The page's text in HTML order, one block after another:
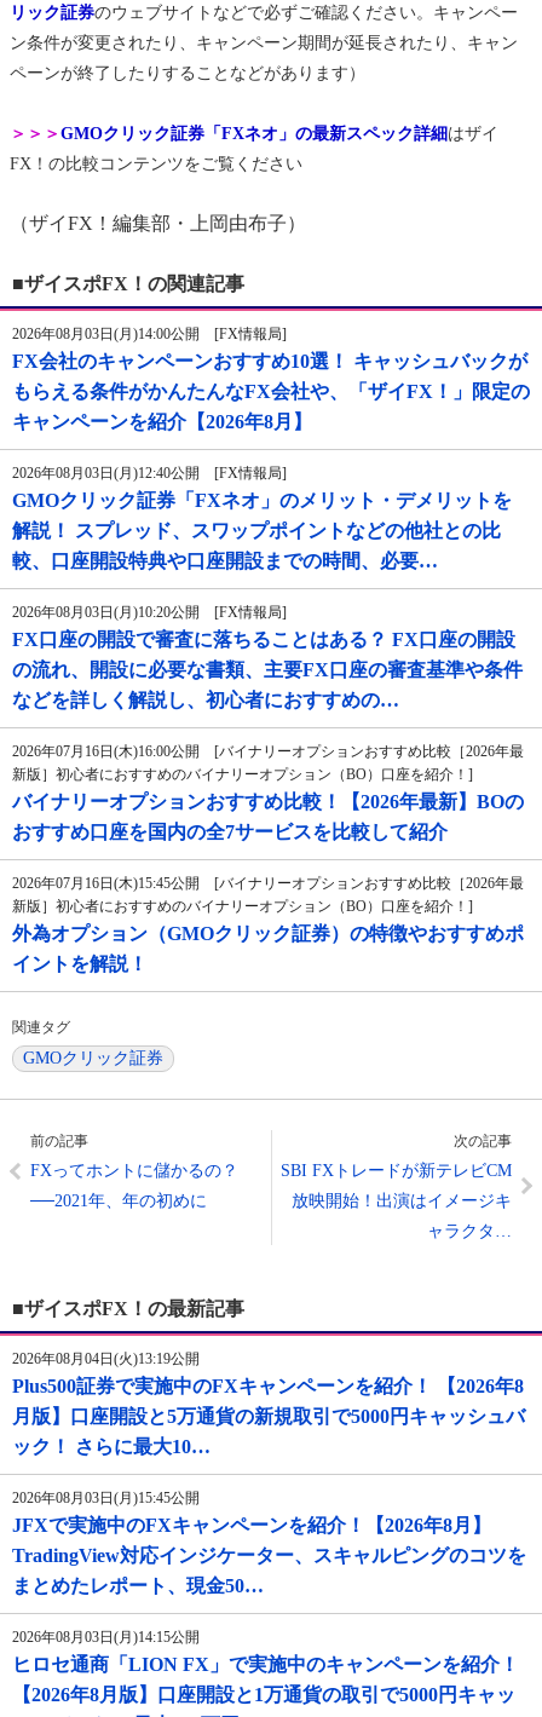
リック証券のウェブサイトなどで必ずご確認ください。キャンペー
ン条件が変更されたり、キャンペーン期間が延長されたり、キャン
ペーンが終了したりすることなどがあります）
＞＞＞ GMOクリック証券「FXネオ」の最新スペック詳細 はザイ
FX！の比較コンテンツをご覧ください
（ザイFX！編集部・上岡由布子）
■ザイスポFX！の関連記事
2026年08月03日(月)14:00公開 [FX情報局]
FX会社のキャンペーンおすすめ10選！ キャッシュバックが
もらえる条件がかんたんなFX会社や、「ザイFX！」限定の
キャンペーンを紹介【2026年8月】
2026年08月03日(月)12:40公開 [FX情報局]
GMOクリック証券「FXネオ」のメリット・デメリットを
解説！ スプレッド、スワップポイントなどの他社との比
較、口座開設特典や口座開設までの時間、必要…
2026年08月03日(月)10:20公開 [FX情報局]
FX口座の開設で審査に落ちることはある？ FX口座の開設
の流れ、開設に必要な書類、主要FX口座の審査基準や条件
などを詳しく解説し、初心者におすすめの…
2026年07月16日(木)16:00公開 [バイナリーオプションおすすめ比較［2026年最
新版］初心者におすすめのバイナリーオプション（BO）口座を紹介！]
バイナリーオプションおすすめ比較！【2026年最新】BOの
おすすめ口座を国内の全7サービスを比較して紹介
2026年07月16日(木)15:45公開 [バイナリーオプションおすすめ比較［2026年最
新版］初心者におすすめのバイナリーオプション（BO）口座を紹介！]
外為オプション（GMOクリック証券）の特徴やおすすめポ
イントを解説！
関連タグ
GMOクリック証券
前の記事
FXってホントに儲かるの？
──2021年、年の初めに
次の記事
SBI FXトレードが新テレビCM
放映開始！出演はイメージキ
ャラクタ…
■ザイスポFX！の最新記事
2026年08月04日(火)13:19公開
Plus500証券で実施中のFXキャンペーンを紹介！ 【2026年8
月版】口座開設と5万通貨の新規取引で5000円キャッシュバ
ック！ さらに最大10…
2026年08月03日(月)15:45公開
JFXで実施中のFXキャンペーンを紹介！【2026年8月】
TradingView対応インジケーター、スキャルピングのコツを
まとめたレポート、現金50…
2026年08月03日(月)14:15公開
ヒロセ通商「LION FX」で実施中のキャンペーンを紹介！
【2026年8月版】口座開設と1万通貨の取引で5000円キャッ